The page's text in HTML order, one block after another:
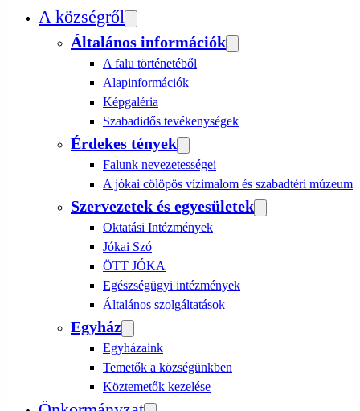
A községről
Általános információk
A falu történetéből
Alapinformációk
Képgaléria
Szabadidős tevékenységek
Érdekes tények
Falunk nevezetességei
A jókai cölöpös vízimalom és szabadtéri múzeum
Szervezetek és egyesületek
Oktatási Intézmények
Jókai Szó
ÖTT JÓKA
Egészségügyi intézmények
Általános szolgáltatások
Egyház
Egyházaink
Temetők a községünkben
Köztemetők kezelése